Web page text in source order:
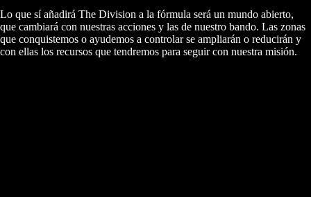
Lo que sí añadirá The Division a la fórmula será un mundo abierto,
que cambiará con nuestras acciones y las de nuestro bando. Las zonas
que conquistemos o ayudemos a controlar se ampliarán o reducirán y
con ellas los recursos que tendremos para seguir con nuestra misión.